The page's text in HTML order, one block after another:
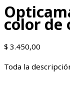
color de
$ 3.450,00
Toda la